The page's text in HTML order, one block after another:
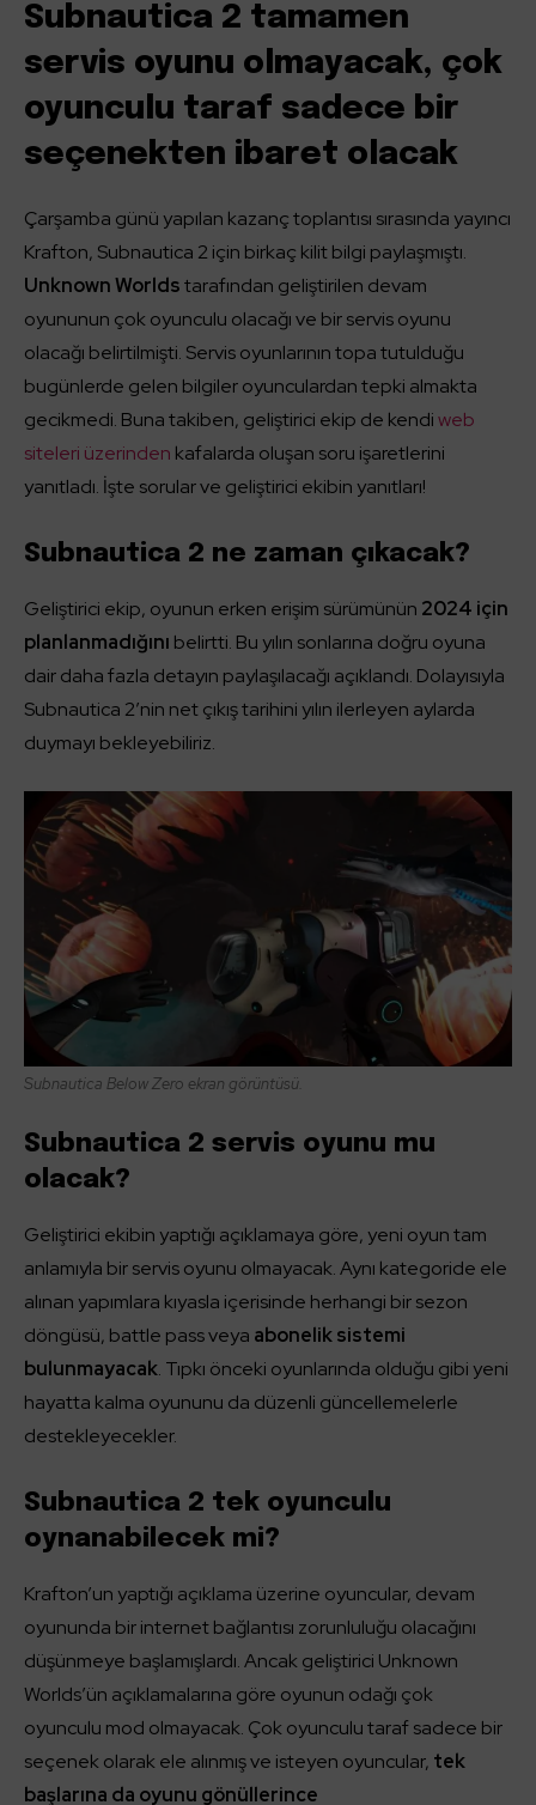
Subnautica 2 tamamen
servis oyunu olmayacak, çok
oyunculu taraf sadece bir
seçenekten ibaret olacak
Çarşamba günü yapılan kazanç toplantısı sırasında yayıncı
Krafton, Subnautica 2 için birkaç kilit bilgi paylaşmıştı.
Unknown Worldstarafından geliştirilen devam
oyununun çok oyunculu olacağı ve bir servis oyunu
olacağı belirtilmişti. Servis oyunlarının topa tutulduğu
bugünlerde gelen bilgiler oyunculardan tepki almakta
gecikmedi. Buna takiben, geliştirici ekip de kendiweb
siteleri üzerinden kafalarda oluşan soru işaretlerini
yanıtladı. İşte sorular ve geliştirici ekibin yanıtları!
Subnautica 2 ne zaman çıkacak?
Geliştirici ekip, oyunun erken erişim sürümünün 2024 için
planlanmadığını belirtti. Bu yılın sonlarına doğru oyuna
dair daha fazla detayın paylaşılacağı açıklandı. Dolayısıyla
Subnautica 2’nin net çıkış tarihini yılın ilerleyen aylarda
duymayı bekleyebiliriz.
Subnautica Below Zero ekran görüntüsü.
Subnautica 2 servis oyunu mu
olacak?
Geliştirici ekibin yaptığı açıklamaya göre, yeni oyun tam
anlamıyla bir servis oyunu olmayacak. Aynı kategoride ele
alınan yapımlara kıyasla içerisinde herhangi bir sezon
döngüsü, battle pass veya abonelik sistemi
bulunmayacak. Tıpkı önceki oyunlarında olduğu gibi yeni
hayatta kalma oyununu da düzenli güncellemelerle
destekleyecekler.
Subnautica 2 tek oyunculu
oynanabilecek mi?
Krafton’un yaptığı açıklama üzerine oyuncular, devam
oyununda bir internet bağlantısı zorunluluğu olacağını
düşünmeye başlamışlardı. Ancak geliştirici Unknown
Worlds’ün açıklamalarına göre oyunun odağı çok
oyunculu mod olmayacak. Çok oyunculu taraf sadece bir
seçenek olarak ele alınmış ve isteyen oyuncular, tek
başlarına da oyunu gönüllerince